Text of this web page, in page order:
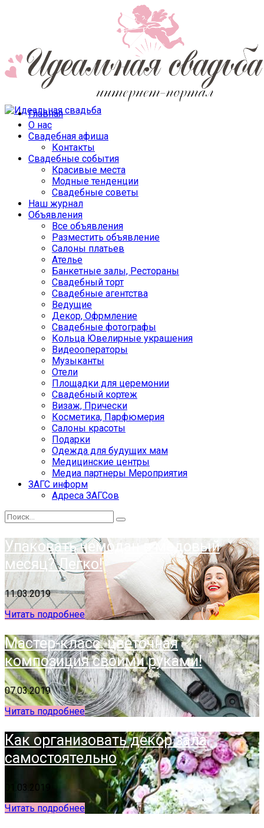
Главная
О нас
Свадебная афиша
Контакты
Свадебные события
Красивые места
Модные тенденции
Свадебные советы
Наш журнал
Объявления
Все объявления
Разместить объявление
Салоны платьев
Ателье
Банкетные залы, Рестораны
Свадебный торт
Свадебные агентства
Ведущие
Декор, Офрмление
Свадебные фотографы
Кольца Ювелирные украшения
Видеооператоры
Музыканты
Отели
Площадки для церемонии
Свадебный кортеж
Визаж, Прически
Косметика, Парфюмерия
Салоны красоты
Подарки
Одежда для будущих мам
Медицинские центры
Медиа партнеры Мероприятия
ЗАГС информ
Адреса ЗАГСов
Упаковать чемодан в медовый
месяц? Легко!
11.03.2019
Читать подробнее
Мастер-класс: цветочная
композиция своими руками!
07.03.2019
Читать подробнее
Как организовать декор зала
самостоятельно
01.03.2019
Читать подробнее